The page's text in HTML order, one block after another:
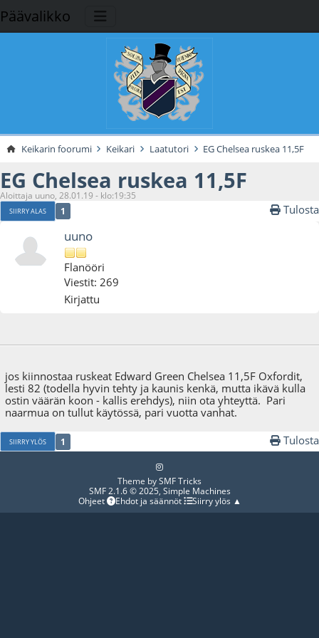
Päävalikko
Keikarin foorumi Keikari Laatutori EG Chelsea ruskea 11,5F
EG Chelsea ruskea 11,5F
Aloittaja uuno, 28.01.19 - klo:19:35
SIIRRY ALAS 1 Tulosta
uuno
Flanööri
Viestit: 269
Kirjattu
jos kiinnostaa ruskeat Edward Green Chelsea 11,5F Oxfordit,
lesti 82 (todella hyvin tehty ja kaunis kenkä, mutta ikävä kulla
ostin väärän koon - kallis erehdys), niin ota yhteyttä. Pari
naarmua on tullut käytössä, pari vuotta vanhat.
SIIRRY YLÖS 1 Tulosta
Theme bySMF Tricks
SMF 2.1.6 © 2025, Simple Machines
Ohjeet
Ehdot ja säännöt Siirry ylös ▲